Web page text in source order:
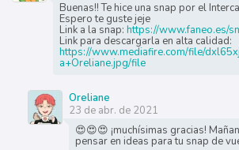
Buenas!! Te hice una snap por el
Espero te guste jeje
Link a la snap: https://www.faneo.es/
Link para descargarla en alta calidad:
https://www.mediafire.com/file/
a+Oreliane.jpg/file
Oreliane
23 de abr. de 2021
😍😍😍 ¡muchísimas gracias!
pensar en ideas para tu snap de